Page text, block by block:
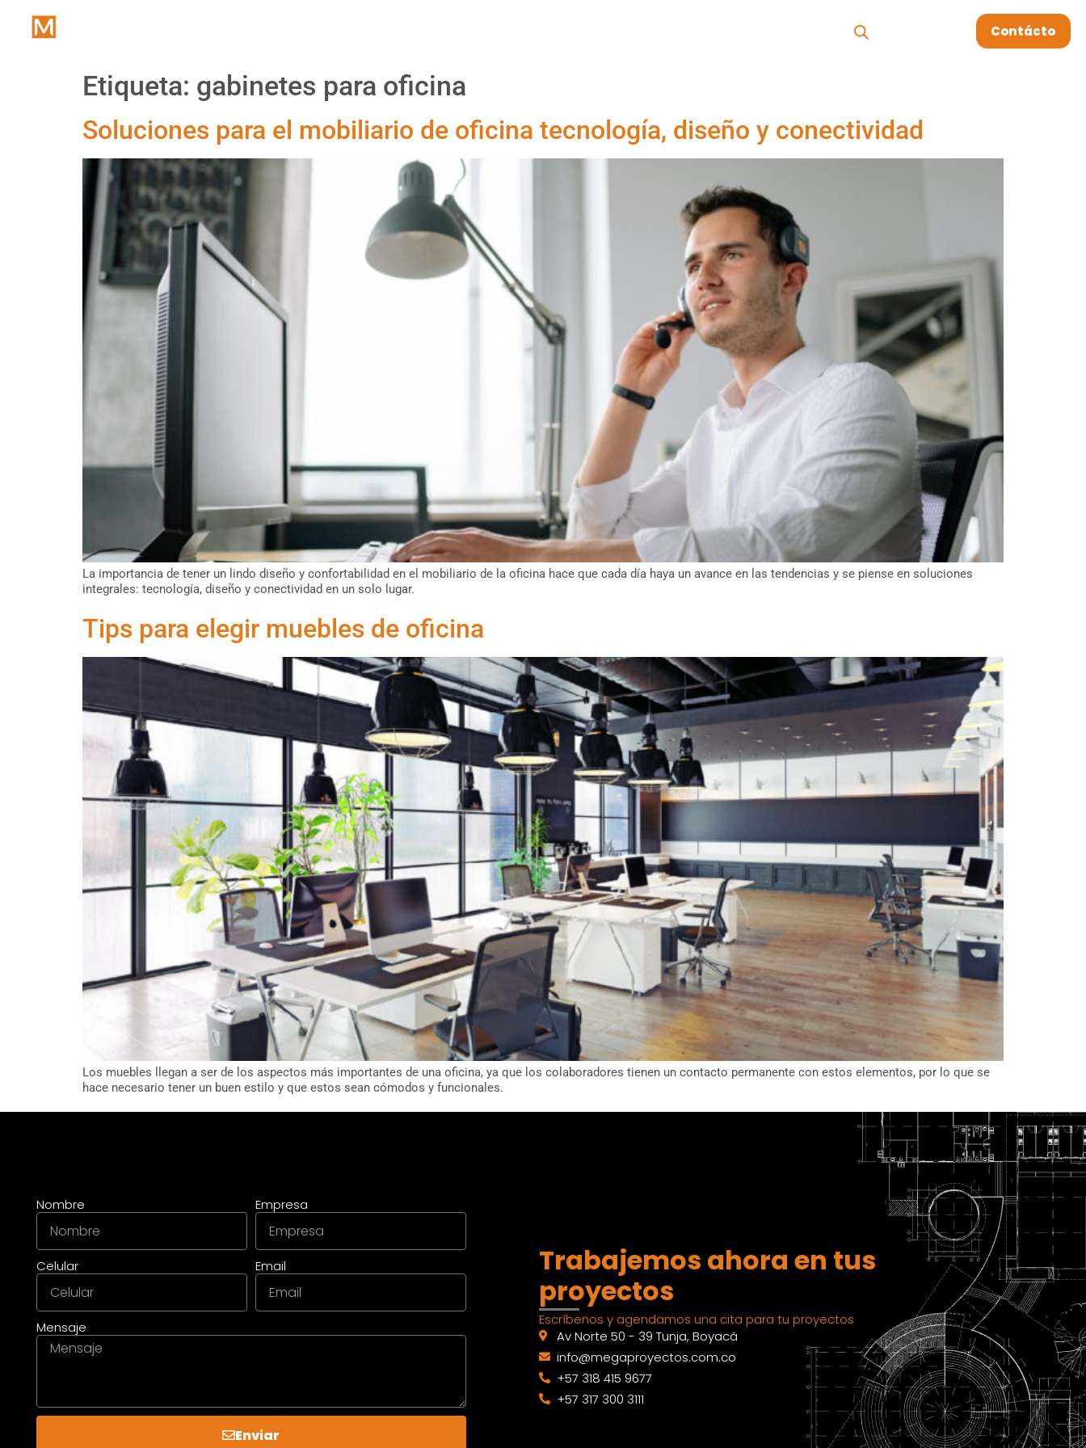
Contácto
Etiqueta: gabinetes para oficina
Soluciones para el mobiliario de oficina tecnología, diseño y conectividad
La importancia de tener un lindo diseño y confortabilidad en el mobiliario de la oficina hace que cada día haya un avance en las tendencias y se piense en soluciones
integrales: tecnología, diseño y conectividad en un solo lugar.
Tips para elegir muebles de oficina
Los muebles llegan a ser de los aspectos más importantes de una oficina, ya que los colaboradores tienen un contacto permanente con estos elementos, por lo que se
hace necesario tener un buen estilo y que estos sean cómodos y funcionales.
Nombre Empresa
Celular Email
Mensaje
Enviar
Trabajemos ahora en tus
proyectos
Escríbenos y agendamos una cita para tu proyectos
Av Norte 50 - 39 Tunja, Boyacá
info@megaproyectos.com.co
+57 318 415 9677
+57 317 300 3111